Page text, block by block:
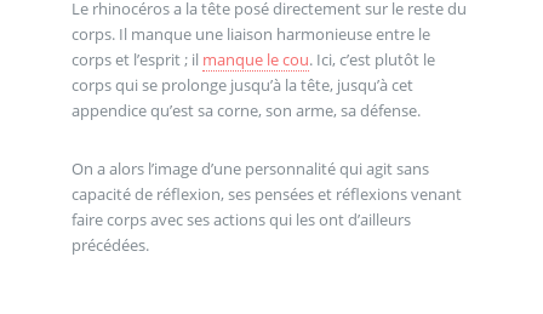
Le rhinocéros a la tête posé directement sur le reste du
corps. Il manque une liaison harmonieuse entre le
corps et l’esprit ; il manque le cou. Ici, c’est plutôt le
corps qui se prolonge jusqu’à la tête, jusqu’à cet
appendice qu’est sa corne, son arme, sa défense.
On a alors l’image d’une personnalité qui agit sans
capacité de réflexion, ses pensées et réflexions venant
faire corps avec ses actions qui les ont d’ailleurs
précédées.